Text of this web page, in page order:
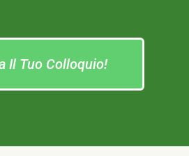
Il Tuo Colloquio!